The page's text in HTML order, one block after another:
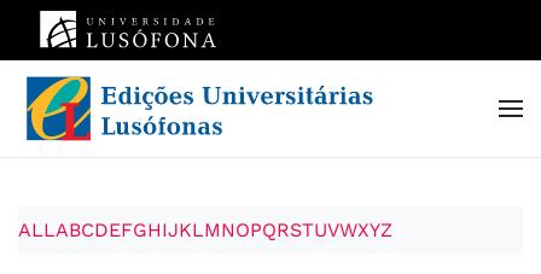
Skip to main content
ALLABCDEFGHIJKLMNOPQRSTUVWXYZ